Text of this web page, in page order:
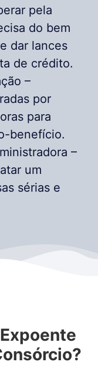
pela
do bem
dar lances
de crédito.
–
por
para
benefício.
–
um
sérias e